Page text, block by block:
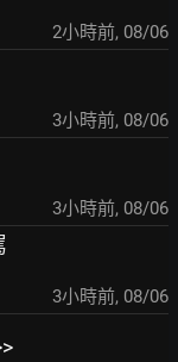
2小時前, 08/06
3小時前, 08/06
3小時前, 08/06
3小時前, 08/06